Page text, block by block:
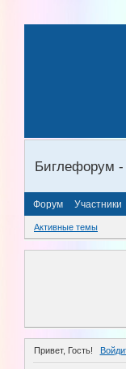
Биглефорум
Форум Участники
Активные темы
Привет, Гость!